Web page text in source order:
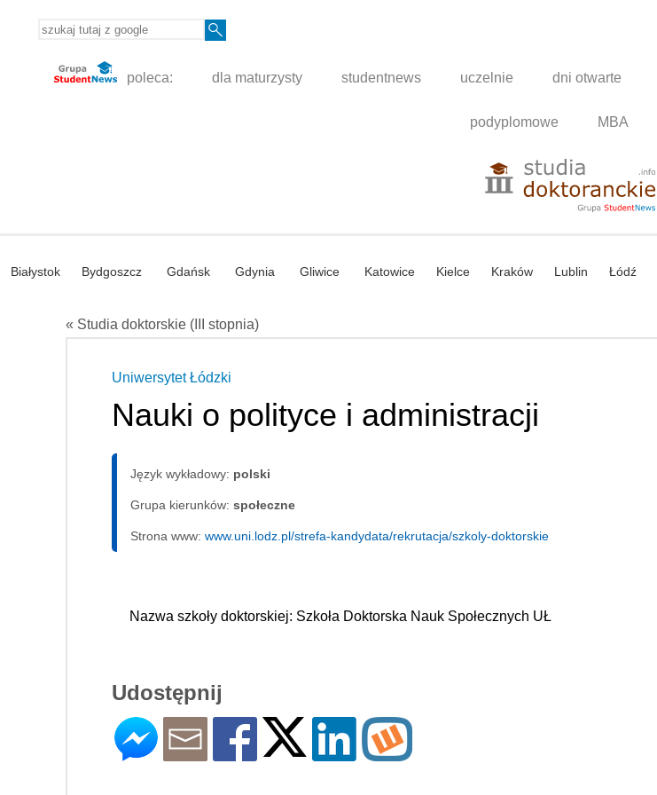
poleca: dla maturzysty studentnews uczelnie dni otwarte
podyplomowe MBA
Białystok Bydgoszcz Gdańsk Gdynia Gliwice Katowice Kielce Kraków Lublin Łódź
« Studia doktorskie (III stopnia)
Uniwersytet Łódzki
Nauki o polityce i administracji
Język wykładowy: polski
Grupa kierunków: społeczne
Strona www: www.uni.lodz.pl/strefa-kandydata/rekrutacja/szkoly-doktorskie
Nazwa szkoły doktorskiej: Szkoła Doktorska Nauk Społecznych UŁ
Udostępnij